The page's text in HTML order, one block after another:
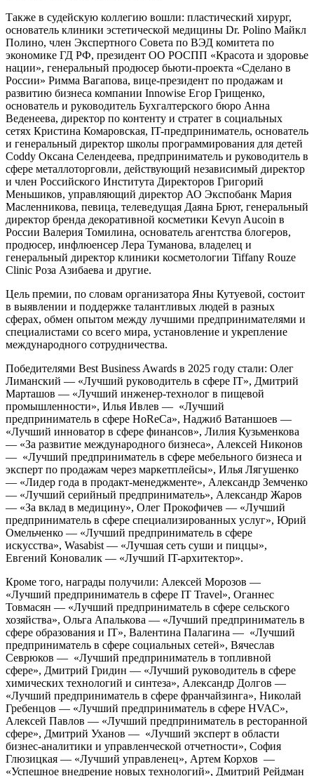
Также в судейскую коллегию вошли: пластический хирург,
основатель клиники эстетической медицины Dr. Polino Майкл
Полино, член Экспертного Совета по ВЭД комитета по
экономике ГД РФ, президент ОО РОСПП «Красота и здоровье
нации», генеральный продюсер бьюти-проекта «Сделано в
России» Римма Вагапова, вице-президент по продажам и
развитию бизнеса компании Innowise Егор Грищенко,
основатель и руководитель Бухгалтерского бюро Анна
Веденеева, директор по контенту и стратег в социальных
сетях Кристина Комаровская, IT-предприниматель, основатель
и генеральный директор школы программирования для детей
Coddy Оксана Селендеева, предприниматель и руководитель в
сфере металлоторговли, действующий независимый директор
и член Российского Института Директоров Григорий
Меньшиков, управляющий директор АО Экспобанк Мария
Масленникова, певица, телеведущая Даяна Брют, генеральный
директор бренда декоративной косметики Kevyn Aucoin в
России Валерия Томилина, основатель агентства блогеров,
продюсер, инфлюенсер Лера Туманова, владелец и
генеральный директор клиники косметологии Tiffany Rouze
Clinic Роза Азибаева и другие.
Цель премии, по словам организатора Яны Кутуевой, состоит
в выявлении и поддержке талантливых людей в разных
сферах, обмен опытом между лучшими предпринимателями и
специалистами со всего мира, установление и укрепление
международного сотрудничества.
Победителями Best Business Awards в 2025 году стали: Олег
Лиманский — «Лучший руководитель в сфере IT», Дмитрий
Марташов — «Лучший инженер-технолог в пищевой
промышленности», Илья Ивлев — «Лучший
предприниматель в сфере HoReCa», Наджиб Ватаншоев —
«Лучший инноватор в сфере финансов», Лилия Кузьменкова
— «За развитие международного бизнеса», Алексей Никонов
— «Лучший предприниматель в сфере мебельного бизнеса и
эксперт по продажам через маркетплейсы», Илья Лягушенко
— «Лидер года в продакт-менеджменте», Александр Земченко
— «Лучший серийный предприниматель», Александр Жаров
— «За вклад в медицину», Олег Прокофичев — «Лучший
предприниматель в сфере специализированных услуг», Юрий
Омельченко — «Лучший предприниматель в сфере
искусства», Wasabist — «Лучшая сеть суши и пиццы»,
Евгений Коновалик — «Лучший IT-архитектор».
Кроме того, награды получили: Алексей Морозов —
«Лучший предприниматель в сфере IT Travel», Оганнес
Товмасян — «Лучший предприниматель в сфере сельского
хозяйства», Ольга Апалькова — «Лучший предприниматель в
сфере образования и IT», Валентина Палагина — «Лучший
предприниматель в сфере социальных сетей», Вячеслав
Севрюков — «Лучший предприниматель в топливной
сфере», Дмитрий Гридин — «Лучший руководитель в сфере
химических технологий и синтеза», Александр Долгов —
«Лучший предприниматель в сфере франчайзинга», Николай
Гребенцов — «Лучший предприниматель в сфере HVAC»,
Алексей Павлов — «Лучший предприниматель в ресторанной
сфере», Дмитрий Уханов — «Лучший эксперт в области
бизнес-аналитики и управленческой отчетности», София
Глюзицкая — «Лучший управленец», Артем Корхов —
«Успешное внедрение новых технологий», Дмитрий Рейдман